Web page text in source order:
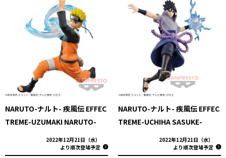
NARUTO-ナルト- 疾風伝 EFFEC
TREME-UZUMAKI NARUTO-
2022年12月21日（水）
より順次登場予定
NARUTO-ナルト- 疾風伝 EFFEC
TREME-UCHIHA SASUKE-
2022年12月21日（水）
より順次登場予定